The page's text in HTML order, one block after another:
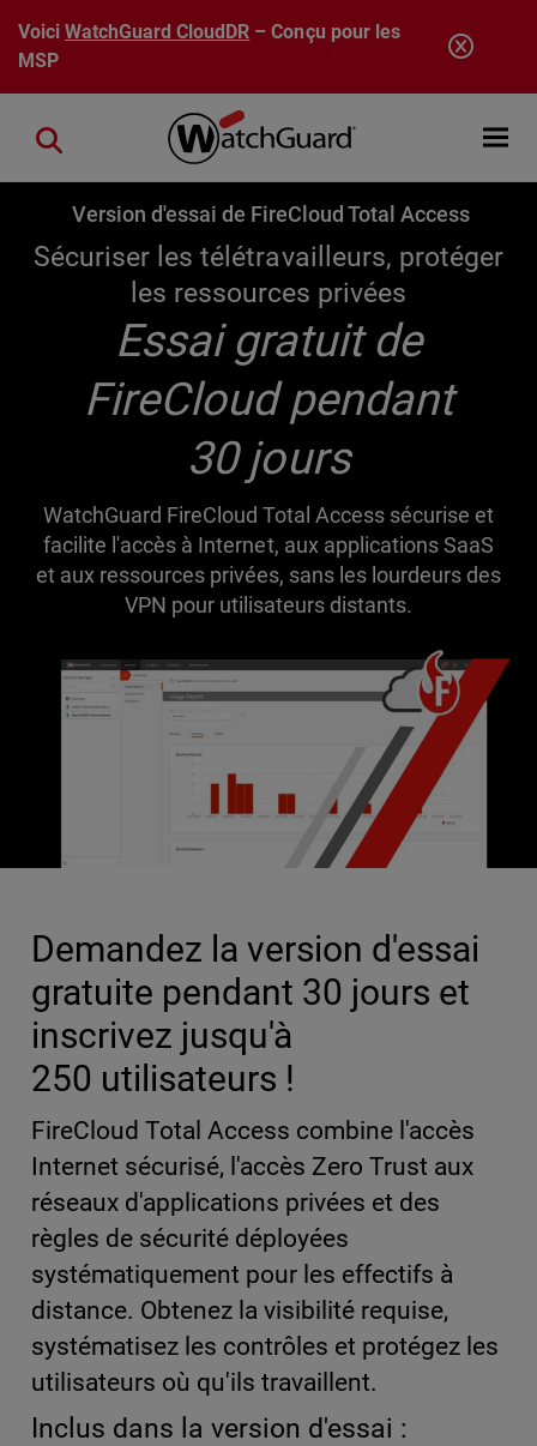
Aller au contenu principal
VoiciWatchGuard CloudDR – Conçu pour les
MSP
Open
Close search
Version d'essai de FireCloud Total Access
Sécuriser les télétravailleurs, protéger
les ressources privées
Essai gratuit de
FireCloud pendant
30 jours
WatchGuard FireCloud Total Access sécurise et
facilite l'accès à Internet, aux applications SaaS
et aux ressources privées, sans les lourdeurs des
VPN pour utilisateurs distants.
Demandez la version d'essai
gratuite pendant 30 jours et
inscrivez jusqu'à
250 utilisateurs !
FireCloud Total Access combine l'accès
Internet sécurisé, l'accès Zero Trust aux
réseaux d'applications privées et des
règles de sécurité déployées
systématiquement pour les effectifs à
distance. Obtenez la visibilité requise,
systématisez les contrôles et protégez les
utilisateurs où qu'ils travaillent.
Inclus dans la version d'essai :